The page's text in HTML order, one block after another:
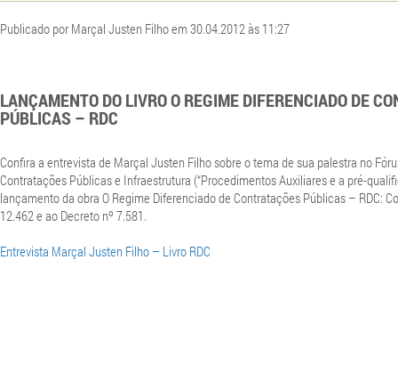
Publicado por Marçal Justen Filho em 30.04.2012 às 11:27
LANÇAMENTO DO LIVRO O REGIME DIFERENCIADO DE
PÚBLICAS – RDC
Confira a entrevista de Marçal Justen Filho sobre o tema de sua palestra no
Contratações Públicas e Infraestrutura (“Procedimentos Auxiliares e a pré-
lançamento da obra O Regime Diferenciado de Contratações Públicas – RDC:
12.462 e ao Decreto nº 7.581.
Entrevista Marçal Justen Filho – Livro RDC